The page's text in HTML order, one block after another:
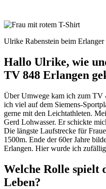
Ulrike Rabenstein beim
Hallo Ulrike, wie
TV 848 Erlangen
Über Umwege kam ich zum TV
ich viel auf dem Siemens-
gerne mit den Leichtathleten.
Gerd Lohwasser. Er schickte
Die längste Laufstrecke für
1500m. Ende der 60er Jahre
Erlangen. Hier wurde ich
Welche Rolle spielt
Leben?